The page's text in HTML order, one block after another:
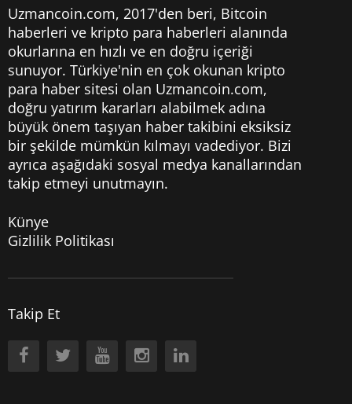
Uzmancoin.com, 2017'den beri, Bitcoin
haberleri ve kripto para haberleri alanında
okurlarına en hızlı ve en doğru içeriği
sunuyor. Türkiye'nin en çok okunan kripto
para haber sitesi olan Uzmancoin.com,
doğru yatırım kararları alabilmek adına
büyük önem taşıyan haber takibini eksiksiz
bir şekilde mümkün kılmayı vadediyor. Bizi
ayrıca aşağıdaki sosyal medya kanallarından
takip etmeyi unutmayın.
Künye
Gizlilik Politikası
Takip Et